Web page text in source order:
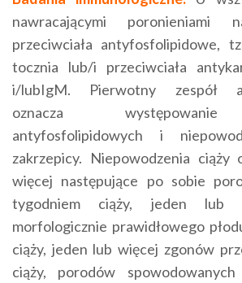
nawracającymi poronieniami
przeciwciała antyfosfolipidowe,
tocznia lub/i przeciwciała
i/lubIgM. Pierwotny zespół
oznacza występowanie
antyfosfolipidowych i
zakrzepicy. Niepowodzenia ciąży
więcej następujące po sobie
tygodniem ciąży, jeden lub
morfologicznie prawidłowego
ciąży, jeden lub więcej zgonów
ciąży, porodów